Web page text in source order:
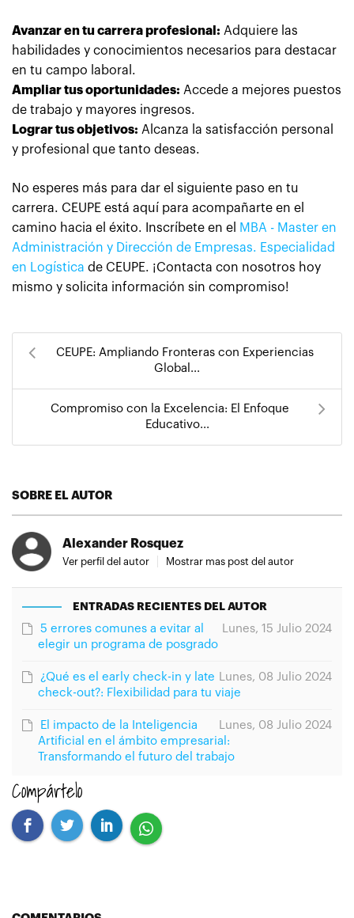
Avanzar en tu carrera profesional: Adquiere las
habilidades y conocimientos necesarios para destacar
en tu campo laboral.
Ampliar tus oportunidades: Accede a mejores puestos
de trabajo y mayores ingresos.
Lograr tus objetivos: Alcanza la satisfacción personal
y profesional que tanto deseas.
No esperes más para dar el siguiente paso en tu
carrera. CEUPE está aquí para acompañarte en el
camino hacia el éxito. Inscríbete en el
MBA - Master en
Administración y Dirección de Empresas. Especialidad
en Logística de CEUPE. ¡Contacta con nosotros hoy
mismo y solicita información sin compromiso!
CEUPE: Ampliando Fronteras con Experiencias
Global...
Compromiso con la Excelencia: El Enfoque
Educativo...
SOBRE EL AUTOR
Alexander Rosquez
Ver perfil del autor Mostrar mas post del autor
ENTRADAS RECIENTES DEL AUTOR
Lunes, 15 Julio 2024
5 errores comunes a evitar al
elegir un programa de posgrado
Lunes, 08 Julio 2024
¿Qué es el early check-in y late
check-out?: Flexibilidad para tu viaje
Lunes, 08 Julio 2024
El impacto de la Inteligencia
Artificial en el ámbito empresarial:
Transformando el futuro del trabajo
Compártelo